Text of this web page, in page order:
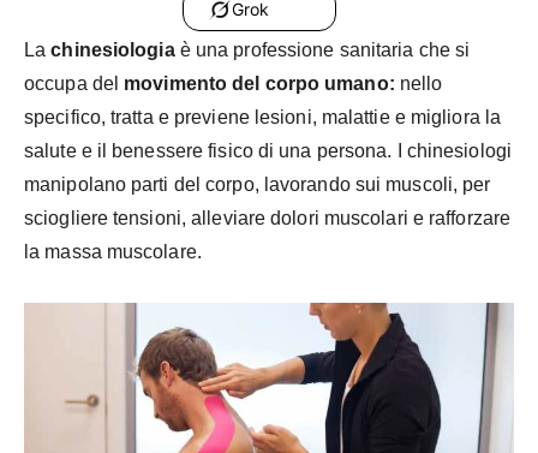
Grok
Lachinesiologiaè una professione sanitaria che si
occupa del movimento del corpo umano: nello
specifico, tratta e previene lesioni, malattie e migliora la
salute e il benessere fisico di una persona. I chinesiologi
manipolano parti del corpo, lavorando sui muscoli, per
sciogliere tensioni, alleviare dolori muscolari e rafforzare
la massa muscolare.